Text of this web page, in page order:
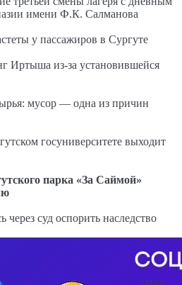
имени Ф.К. Салманова
у пассажиров в Сургуте
Иртыша из-за установившейся
мусор — одна из причин
госуниверситете выходит
парка «За Саймой»
суд оспорить наследство